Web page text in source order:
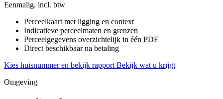
Eenmalig, incl. btw
Perceelkaart met ligging en context
Indicatieve perceelmaten en grenzen
Perceelgegevens overzichtelijk in één PDF
Direct beschikbaar na betaling
Kies huisnummer en bekijk rapport Bekijk wat u krijgt
Omgeving